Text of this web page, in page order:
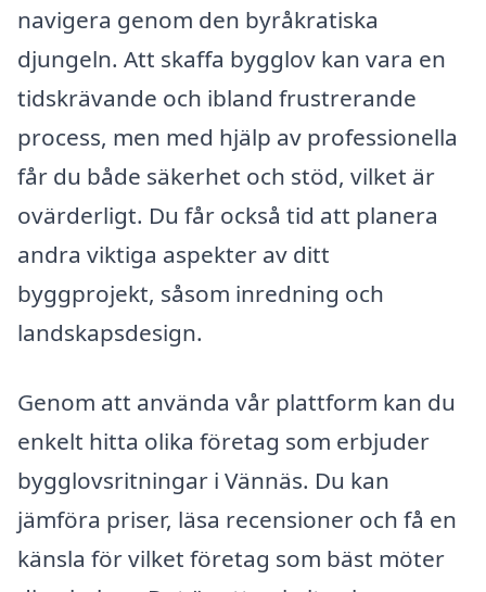
navigera genom den byråkratiska
djungeln. Att skaffa bygglov kan vara en
tidskrävande och ibland frustrerande
process, men med hjälp av professionella
får du både säkerhet och stöd, vilket är
ovärderligt. Du får också tid att planera
andra viktiga aspekter av ditt
byggprojekt, såsom inredning och
landskapsdesign.
Genom att använda vår plattform kan du
enkelt hitta olika företag som erbjuder
bygglovsritningar i Vännäs. Du kan
jämföra priser, läsa recensioner och få en
känsla för vilket företag som bäst möter